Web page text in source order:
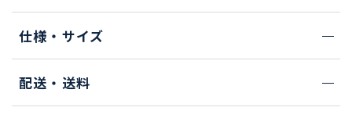
仕様・サイズ
配送・送料